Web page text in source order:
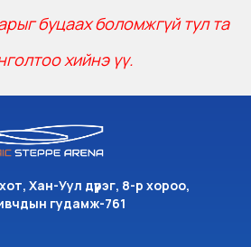
буцаах боломжгүй тул та
хийнэ үү.
Хан-Уул дүүрэг, 8-р хороо,
гудамж-761